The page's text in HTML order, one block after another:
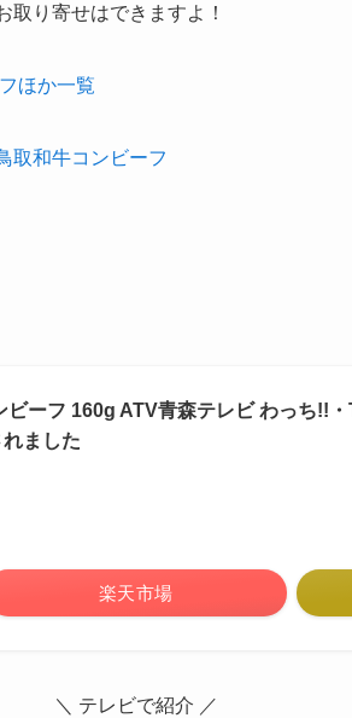
取り寄せはできますよ！
ほか一覧
取和牛コンビーフ
ビーフ 160g ATV青森テレビ わっち!!
ました
楽天市場
＼ テレビで紹介 ／